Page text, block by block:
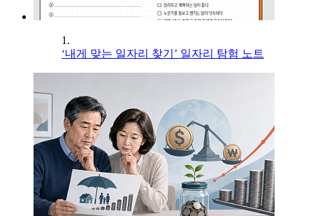
1.
‘내게 맞는 일자리 찾기’ 일자리 탐험 노트